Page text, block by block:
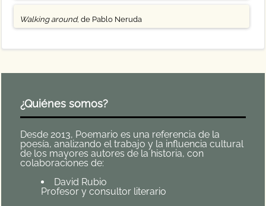
Walking around, de Pablo Neruda
¿Quiénes somos?
Desde 2013, Poemario es una referencia de la
poesía, analizando el trabajo y la influencia cultural
de los mayores autores de la historia, con
colaboraciones de:
David Rubio
Profesor y consultor literario